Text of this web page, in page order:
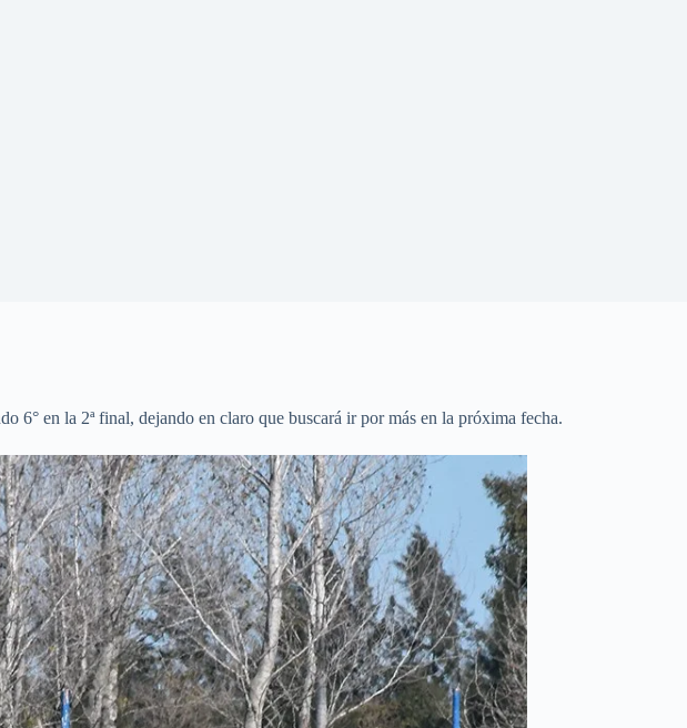
6° en la 2ª final, dejando en claro que buscará ir por más en la próxima fecha.